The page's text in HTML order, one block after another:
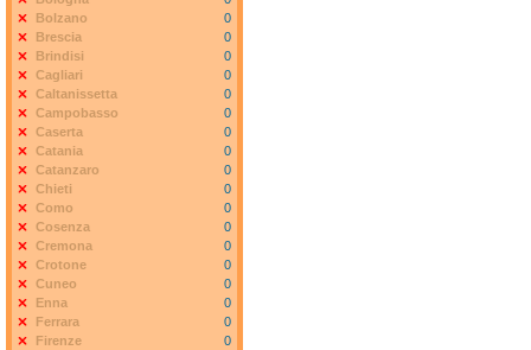
Bolzano
0
Brescia
0
Brindisi
0
Cagliari
0
Caltanissetta
0
Campobasso
0
Caserta
0
Catania
0
Catanzaro
0
Chieti
0
Como
0
Cosenza
0
Cremona
0
Crotone
0
Cuneo
0
Enna
0
Ferrara
0
Firenze
0